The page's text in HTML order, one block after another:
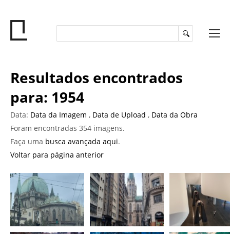
Resultados encontrados
para: 1954
Data: Data da Imagem , Data de Upload , Data da Obra
Foram encontradas 354 imagens.
Faça uma busca avançada aqui.
Voltar para página anterior